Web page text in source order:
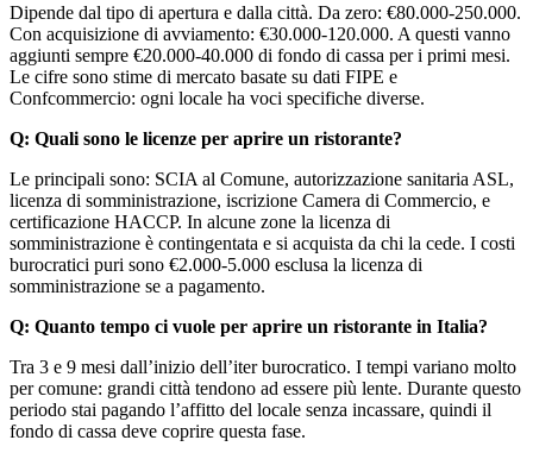
Dipende dal tipo di apertura e dalla città. Da zero: €80.000-250.000.
Con acquisizione di avviamento: €30.000-120.000. A questi vanno
aggiunti sempre €20.000-40.000 di fondo di cassa per i primi mesi.
Le cifre sono stime di mercato basate su dati FIPE e
Confcommercio: ogni locale ha voci specifiche diverse.
Q: Quali sono le licenze per aprire un ristorante?
Le principali sono: SCIA al Comune, autorizzazione sanitaria ASL,
licenza di somministrazione, iscrizione Camera di Commercio, e
certificazione HACCP. In alcune zone la licenza di
somministrazione è contingentata e si acquista da chi la cede. I costi
burocratici puri sono €2.000-5.000 esclusa la licenza di
somministrazione se a pagamento.
Q: Quanto tempo ci vuole per aprire un ristorante in Italia?
Tra 3 e 9 mesi dall’inizio dell’iter burocratico. I tempi variano molto
per comune: grandi città tendono ad essere più lente. Durante questo
periodo stai pagando l’affitto del locale senza incassare, quindi il
fondo di cassa deve coprire questa fase.